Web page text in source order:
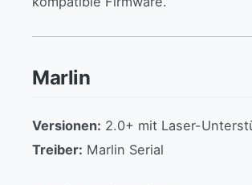
Marlin
Versionen: 2.0+ mit Laser-
Treiber: Marlin Serial